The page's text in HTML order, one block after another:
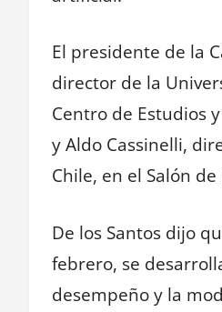
El presidente de la
director de la
Centro de Estudios
y Aldo Cassinelli,
Chile, en el Salón
De los Santos dijo
febrero, se
desempeño y la